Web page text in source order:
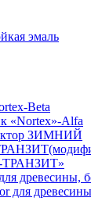
эмаль
Beta
«Nortex»-Alfa
ЗИМНИЙ
ТРАНЗИТ»
древесины,
для